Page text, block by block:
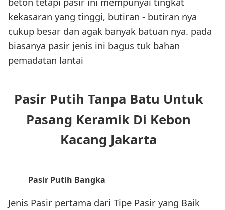
kekasaran yang tinggi, butiran - butiran nya
cukup besar dan agak banyak batuan nya. pada
biasanya pasir jenis ini bagus tuk bahan
pemadatan lantai
Pasir Putih Tanpa Batu Untuk
Pasang Keramik Di Kebon
Kacang Jakarta
Pasir Putih Bangka
Jenis Pasir pertama dari Tipe Pasir yang Baik